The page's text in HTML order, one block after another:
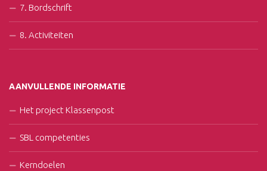
7. Bordschrift
8. Activiteiten
AANVULLENDE INFORMATIE
Het project Klassenpost
SBL competenties
Kerndoelen